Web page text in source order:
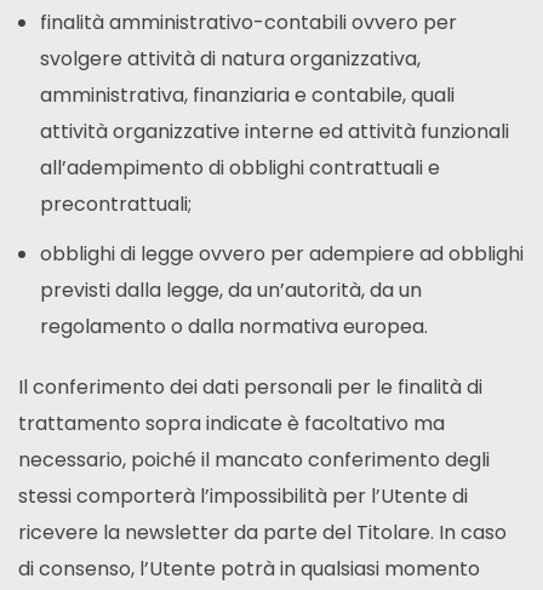
finalità amministrativo-contabili ovvero per
svolgere attività di natura organizzativa,
amministrativa, finanziaria e contabile, quali
attività organizzative interne ed attività funzionali
all’adempimento di obblighi contrattuali e
precontrattuali;
obblighi di legge ovvero per adempiere ad obblighi
previsti dalla legge, da un’autorità, da un
regolamento o dalla normativa europea.
Il conferimento dei dati personali per le finalità di
trattamento sopra indicate è facoltativo ma
necessario, poiché il mancato conferimento degli
stessi comporterà l’impossibilità per l’Utente di
ricevere la newsletter da parte del Titolare. In caso
di consenso, l’Utente potrà in qualsiasi momento